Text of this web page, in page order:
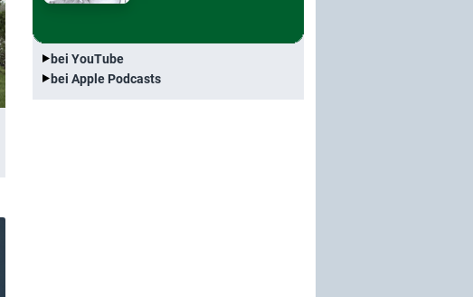
bei YouTube
bei Apple Podcasts